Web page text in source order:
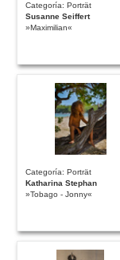
Categoría: Porträt
Susanne Seiffert
»Maximilian«
Categoría: Porträt
Katharina Stephan
»Tobago - Jonny«